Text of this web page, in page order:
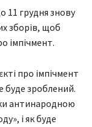
11 грудня знову
зборів, щоб
імпічмент.
про імпічмент
буде зроблений.
антинародною
і як буде